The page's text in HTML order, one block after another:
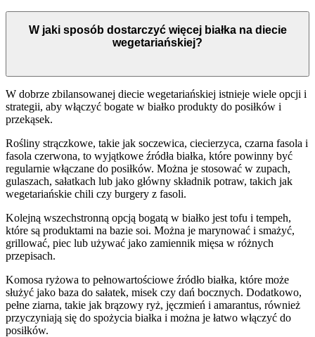
W jaki sposób dostarczyć więcej białka na diecie
wegetariańskiej?
W dobrze zbilansowanej diecie wegetariańskiej istnieje wiele opcji i
strategii, aby włączyć bogate w białko produkty do posiłków i
przekąsek.
Rośliny strączkowe, takie jak soczewica, ciecierzyca, czarna fasola i
fasola czerwona, to wyjątkowe źródła białka, które powinny być
regularnie włączane do posiłków. Można je stosować w zupach,
gulaszach, sałatkach lub jako główny składnik potraw, takich jak
wegetariańskie chili czy burgery z fasoli.
Kolejną wszechstronną opcją bogatą w białko jest tofu i tempeh,
które są produktami na bazie soi. Można je marynować i smażyć,
grillować, piec lub używać jako zamiennik mięsa w różnych
przepisach.
Komosa ryżowa to pełnowartościowe źródło białka, które może
służyć jako baza do sałatek, misek czy dań bocznych. Dodatkowo,
pełne ziarna, takie jak brązowy ryż, jęczmień i amarantus, również
przyczyniają się do spożycia białka i można je łatwo włączyć do
posiłków.